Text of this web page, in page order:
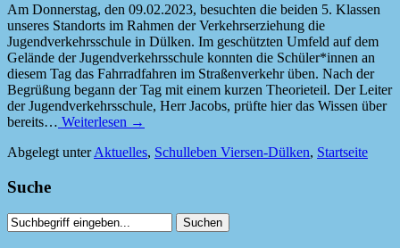
Am Donnerstag, den 09.02.2023, besuchten die beiden 5. Klassen
unseres Standorts im Rahmen der Verkehrserziehung die
Jugendverkehrsschule in Dülken. Im geschützten Umfeld auf dem
Gelände der Jugendverkehrsschule konnten die Schüler*innen an
diesem Tag das Fahrradfahren im Straßenverkehr üben. Nach der
Begrüßung begann der Tag mit einem kurzen Theorieteil. Der Leiter
der Jugendverkehrsschule, Herr Jacobs, prüfte hier das Wissen über
bereits… Weiterlesen →
Abgelegt unterAktuelles, Schulleben Viersen-Dülken, Startseite
Suche